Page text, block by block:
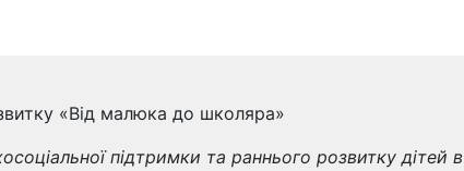
«Від малюка до школяра»
підтримки та раннього розвитку дітей в